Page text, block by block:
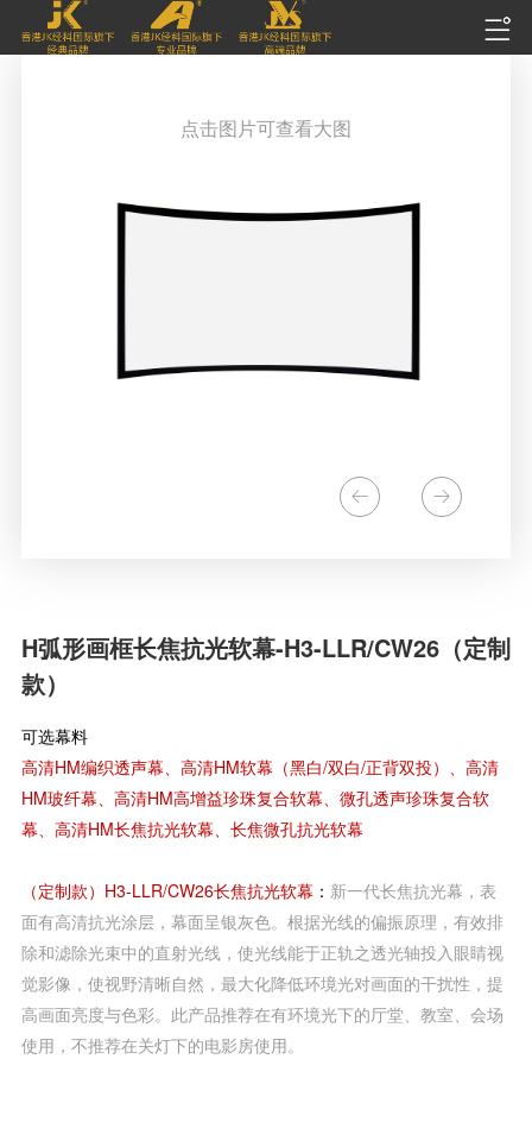
点击图片可查看大图
H弧形画框长焦抗光软幕-H3-LLR/CW26（定制
款）
可选幕料
高清HM编织透声幕、高清HM软幕（黑白/双白/正背双投）、高清
HM玻纤幕、高清HM高增益珍珠复合软幕、微孔透声珍珠复合软
幕、高清HM长焦抗光软幕、长焦微孔抗光软幕
（定制款） H3-LLR/CW26长焦抗光软幕 ： 新一代长焦抗光幕，表
面有高清抗光涂层，幕面呈银灰色。根据光线的偏振原理，有效排
除和滤除光束中的直射光线，使光线能于正轨之透光轴投入眼睛视
觉影像，使视野清晰自然，最大化降低环境光对画面的干扰性，提
高画面亮度与色彩。此产品推荐在有环境光下的厅堂、教室、会场
使用，不推荐在关灯下的电影房使用。